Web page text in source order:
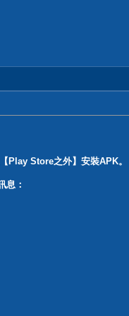
Play Store之外】安裝APK。
息：